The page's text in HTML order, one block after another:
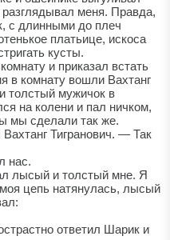
меня. Правда,
с длинными до плеч
платьице, искоса
кусты.
и приказал встать
в комнату вошли Вахтанг
толстый мужичок в
на колени и пал ничком,
мы сделали так же.
Тигранович. — Так
нас.
лысый и толстый мне. Я
цепь натянулась, лысый
ответил Шарик и